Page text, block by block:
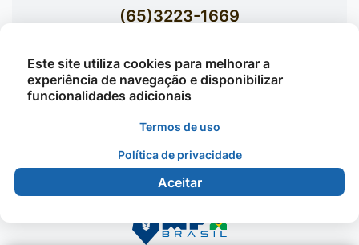
(65)3223-1669
Acessar E-mails Institucionais
Av. Brasil nº 119 Bairro Jardim Celeste -
©2026 - Prefeitura Municipal de Cáceres - Todos os
direitos reservados
Este site utiliza cookies para melhorar a
experiência de navegação e disponibilizar
funcionalidades adicionais
Termos de uso
Política de privacidade
Aceitar